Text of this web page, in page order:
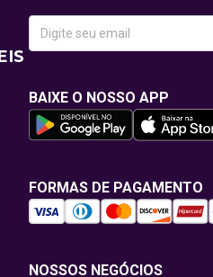
BAIXE O NOSSO APP
FORMAS DE PAGAMENTO
NOSSOS NEGÓCIOS